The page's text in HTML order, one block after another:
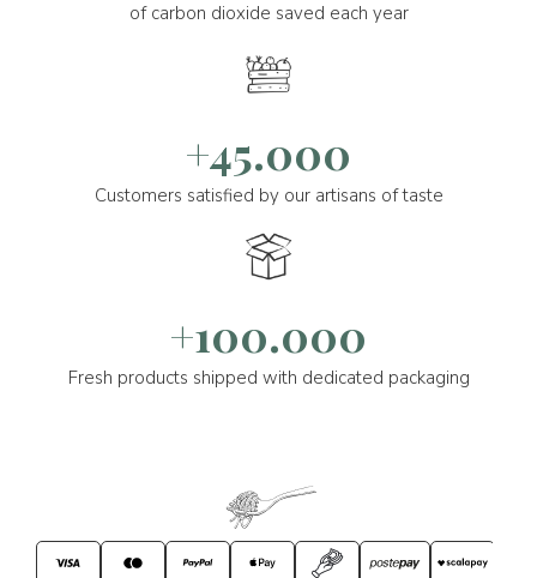
of carbon dioxide saved each year
+45.000
Customers satisfied by our artisans of taste
+100.000
Fresh products shipped with dedicated packaging